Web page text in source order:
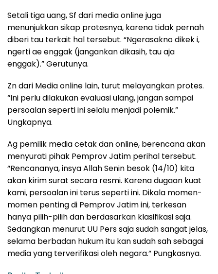
Setali tiga uang, Sf dari media online juga
menunjukkan sikap protesnya, karena tidak pernah
diberi tau terkait hal tersebut. “Ngerasakno dikek i,
ngerti ae enggak (jangankan dikasih, tau aja
enggak).” Gerutunya.
Zn dari Media online lain, turut melayangkan protes.
“Ini perlu dilakukan evaluasi ulang, jangan sampai
persoalan seperti ini selalu menjadi polemik.”
Ungkapnya.
Ag pemilik media cetak dan online, berencana akan
menyurati pihak Pemprov Jatim perihal tersebut.
“Rencananya, insya Allah Senin besok (14/10) kita
akan kirim surat secara resmi. Karena dugaan kuat
kami, persoalan ini terus seperti ini. Dikala momen-
momen penting di Pemprov Jatim ini, terkesan
hanya pilih-pilih dan berdasarkan klasifikasi saja.
Sedangkan menurut UU Pers saja sudah sangat jelas,
selama berbadan hukum itu kan sudah sah sebagai
media yang terverifikasi oleh negara.” Pungkasnya.